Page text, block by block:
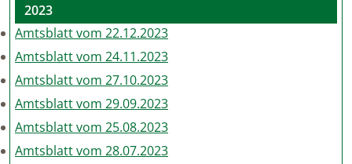
2023
Amtsblatt vom 22.12.2023
Amtsblatt vom 24.11.2023
Amtsblatt vom 27.10.2023
Amtsblatt vom 29.09.2023
Amtsblatt vom 25.08.2023
Amtsblatt vom 28.07.2023